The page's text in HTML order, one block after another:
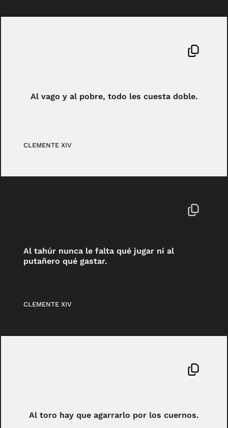
Al vago y al pobre, todo les cuesta doble.
CLEMENTE XIV
Al tahúr nunca le falta qué jugar ni al
putañero qué gastar.
CLEMENTE XIV
Al toro hay que agarrarlo por los cuernos.